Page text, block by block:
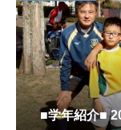
■学年紹介■